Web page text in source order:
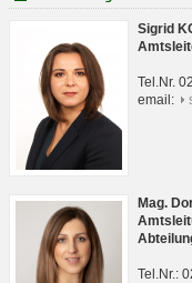
Sigrid
Tel.Nr.
email:
Mag.
Tel.Nr.: